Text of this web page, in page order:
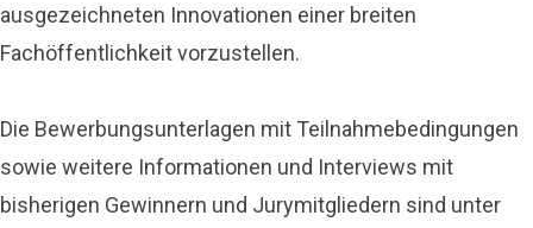
ausgezeichneten Innovationen einer breiten
Fachöffentlichkeit vorzustellen.
Die Bewerbungsunterlagen mit Teilnahmebedingungen
sowie weitere Informationen und Interviews mit
bisherigen Gewinnern und Jurymitgliedern sind unter